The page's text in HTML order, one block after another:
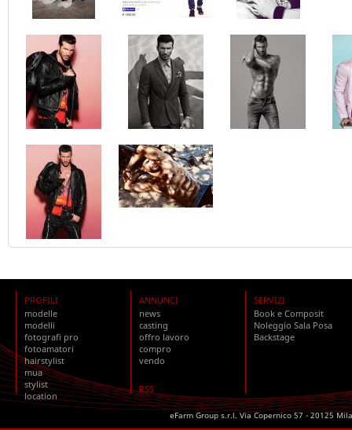
PROFILI
modelle
modelli
fotografi pro
fotoamatori
hairstylist
mua
stylist
location
ANNUNCI
news
casting
offro lavoro
compro
vendo
RSS
SERVIZI
Book e Composit
Noleggio Sala Posa
Backstage
eFarm Group s.r.l. Via Copernico 57 - 20125